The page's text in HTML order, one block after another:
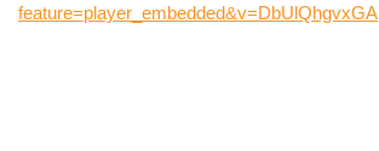
feature=player_embedded&v=DbUlQhgvxGA